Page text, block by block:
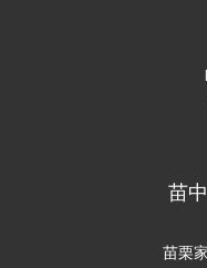
苗
苗栗